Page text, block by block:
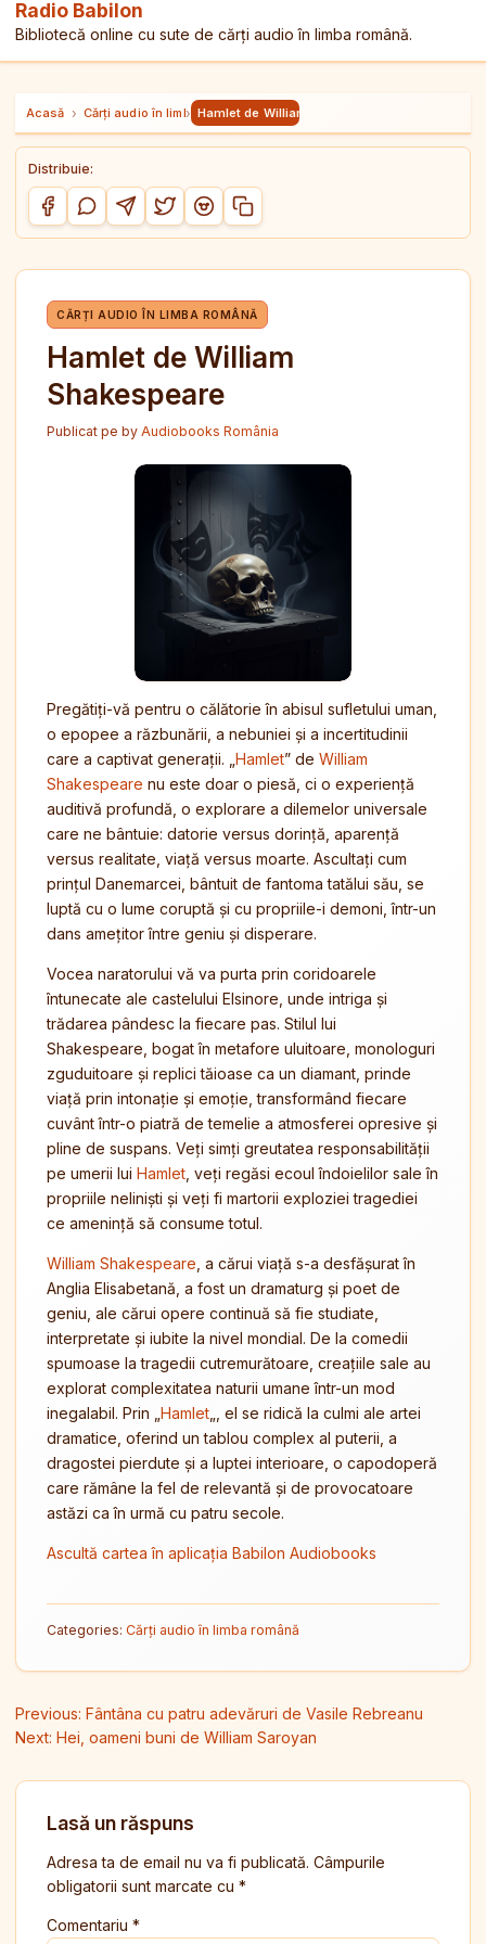
Radio Babilon
Bibliotecă online cu sute de cărți audio în limba română.
Acasă › Cărți audio în limba română
› Hamlet de William Shakespeare
Distribuie:
Distribuie pe Facebook
Distribuie pe WhatsApp
Distribuie pe Telegram
Distribuie pe Twitter/X
Distribuie pe Reddit
Copiază link-ul
CĂRȚI AUDIO ÎN LIMBA ROMÂNĂ
Hamlet de William
Shakespeare
Publicat pe by Audiobooks România
Pregătiți-vă pentru o călătorie în abisul sufletului uman,
o epopee a răzbunării, a nebuniei și a incertitudinii
care a captivat generații. „ Hamlet” de William
Shakespeare nu este doar o piesă, ci o experiență
auditivă profundă, o explorare a dilemelor universale
care ne bântuie: datorie versus dorință, aparență
versus realitate, viață versus moarte. Ascultați cum
prințul Danemarcei, bântuit de fantoma tatălui său, se
luptă cu o lume coruptă și cu propriile-i demoni, într-un
dans amețitor între geniu și disperare.
Vocea naratorului vă va purta prin coridoarele
întunecate ale castelului Elsinore, unde intriga și
trădarea pândesc la fiecare pas. Stilul lui
Shakespeare, bogat în metafore uluitoare, monologuri
zguduitoare și replici tăioase ca un diamant, prinde
viață prin intonație și emoție, transformând fiecare
cuvânt într-o piatră de temelie a atmosferei opresive și
pline de suspans. Veți simți greutatea responsabilității
pe umerii lui Hamlet , veți regăsi ecoul îndoielilor sale în
propriile neliniști și veți fi martorii exploziei tragediei
ce amenință să consume totul.
William Shakespeare , a cărui viață s-a desfășurat în
Anglia Elisabetană, a fost un dramaturg și poet de
geniu, ale cărui opere continuă să fie studiate,
interpretate și iubite la nivel mondial. De la comedii
spumoase la tragedii cutremurătoare, creațiile sale au
explorat complexitatea naturii umane într-un mod
inegalabil. Prin „ Hamlet „, el se ridică la culmi ale artei
dramatice, oferind un tablou complex al puterii, a
dragostei pierdute și a luptei interioare, o capodoperă
care rămâne la fel de relevantă și de provocatoare
astăzi ca în urmă cu patru secole.
Ascultă cartea în aplicația Babilon Audiobooks
Categories: Cărți audio în limba română
Navigare în articole
Previous: Fântâna cu patru adevăruri de Vasile Rebreanu
Next: Hei, oameni buni de William Saroyan
Lasă un răspuns
Adresa ta de email nu va fi publicată. Câmpurile
obligatorii sunt marcate cu *
Comentariu *